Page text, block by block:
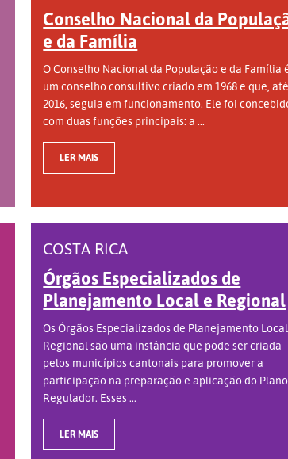
Conselho Nacional da
e da Família
O Conselho Nacional da População e da Família
um conselho consultivo criado em 1968 e que, até
2016, seguia em funcionamento. Ele foi
com duas funções principais: a ...
LER MAIS
COSTA RICA
Órgãos Especializados de
Planejamento Local e Regional
Os Órgãos Especializados de Planejamento
Regional são uma instância que pode ser criada
pelos municípios cantonais para promover a
participação na preparação e aplicação do Plano
Regulador. Esses ...
LER MAIS